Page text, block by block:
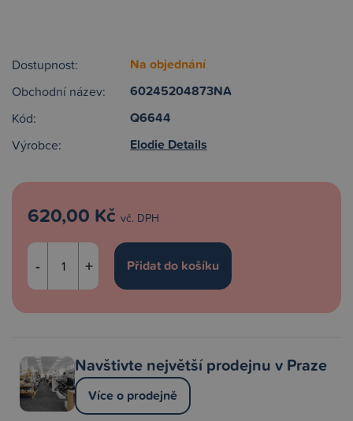
Dostupnost: Na objednání
Obchodní název: 60245204873NA
Kód: Q6644
Výrobce: Elodie Details
620,00 Kč vč. DPH
- +
Navštivte největší prodejnu v Praze
Více o prodejně